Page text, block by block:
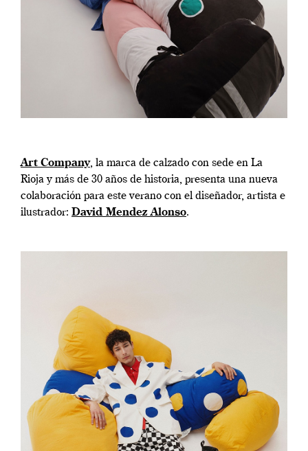
Art Company, la marca de calzado con sede en La
Rioja y más de 30 años de historia, presenta una nueva
colaboración para este verano con el diseñador, artista e
ilustrador: David Mendez Alonso.